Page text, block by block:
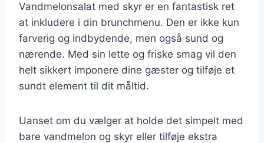
Vandmelonsalat med skyr er en fantastisk ret
at inkludere i din brunchmenu. Den er ikke kun
farverig og indbydende, men også sund og
nærende. Med sin lette og friske smag vil den
helt sikkert imponere dine gæster og tilføje et
sundt element til dit måltid.
Uanset om du vælger at holde det simpelt med
bare vandmelon og skyr eller tilføje ekstra